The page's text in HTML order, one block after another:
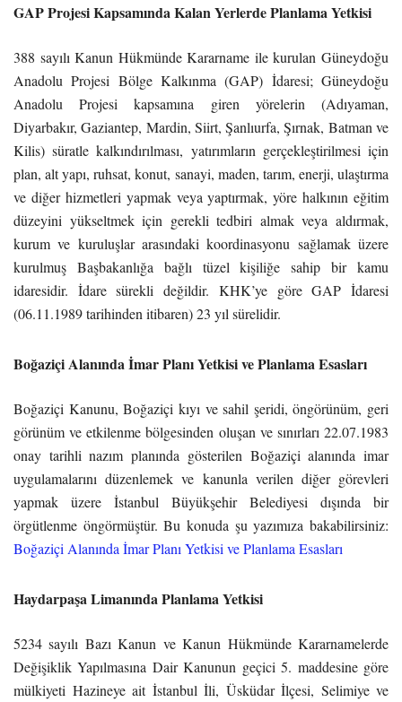
GAP Projesi Kapsamında Kalan Yerlerde Planlama Yetkisi
388 sayılı Kanun Hükmünde Kararname ile kurulan Güneydoğu
Anadolu Projesi Bölge Kalkınma (GAP) İdaresi; Güneydoğu
Anadolu Projesi kapsamına giren yörelerin (Adıyaman,
Diyarbakır, Gaziantep, Mardin, Siirt, Şanlıurfa, Şırnak, Batman ve
Kilis) süratle kalkındırılması, yatırımların gerçekleştirilmesi için
plan, alt yapı, ruhsat, konut, sanayi, maden, tarım, enerji, ulaştırma
ve diğer hizmetleri yapmak veya yaptırmak, yöre halkının eğitim
düzeyini yükseltmek için gerekli tedbiri almak veya aldırmak,
kurum ve kuruluşlar arasındaki koordinasyonu sağlamak üzere
kurulmuş Başbakanlığa bağlı tüzel kişiliğe sahip bir kamu
idaresidir. İdare sürekli değildir. KHK’ye göre GAP İdaresi
(06.11.1989 tarihinden itibaren) 23 yıl sürelidir.
Boğaziçi Alanında İmar Planı Yetkisi ve Planlama Esasları
Boğaziçi Kanunu, Boğaziçi kıyı ve sahil şeridi, öngörünüm, geri
görünüm ve etkilenme bölgesinden oluşan ve sınırları 22.07.1983
onay tarihli nazım planında gösterilen Boğaziçi alanında imar
uygulamalarını düzenlemek ve kanunla verilen diğer görevleri
yapmak üzere İstanbul Büyükşehir Belediyesi dışında bir
örgütlenme öngörmüştür. Bu konuda şu yazımıza bakabilirsiniz:
Boğaziçi Alanında İmar Planı Yetkisi ve Planlama Esasları
Haydarpaşa Limanında Planlama Yetkisi
5234 sayılı Bazı Kanun ve Kanun Hükmünde Kararnamelerde
Değişiklik Yapılmasına Dair Kanunun geçici 5. maddesine göre
mülkiyeti Hazineye ait İstanbul İli, Üsküdar İlçesi, Selimiye ve